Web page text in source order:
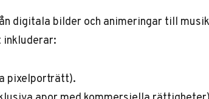
digitala bilder och animeringar till
inkluderar:
pixelporträtt).